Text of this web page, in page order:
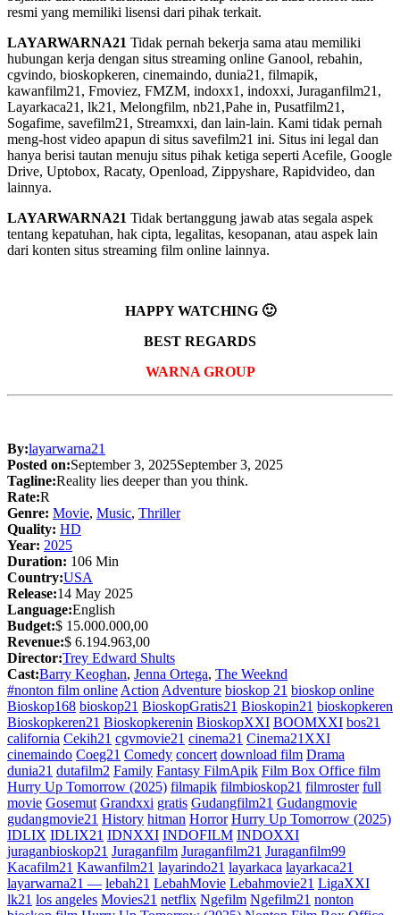
resmi yang memiliki lisensi dari pihak terkait.
LAYARWARNA21 Tidak pernah bekerja sama atau memiliki
hubungan kerja dengan situs streaming online Ganool, rebahin,
cgvindo, bioskopkeren, cinemaindo, dunia21, filmapik,
kawanfilm21, Fmoviez, FMZM, indoxx1, indoxxi, Juraganfilm21,
Layarkaca21, lk21, Melongfilm, nb21,Pahe in, Pusatfilm21,
Sogafime, savefilm21, Streamxxi, dan lain-lain. Kami tidak pernah
meng-host video apapun di situs savefilm21 ini. Situs ini legal dan
hanya berisi tautan menuju situs pihak ketiga seperti Acefile, Google
Drive, Uptobox, Racaty, Openload, Zippyshare, Rapidvideo, dan
lainnya.
LAYARWARNA21 Tidak bertanggung jawab atas segala aspek
tentang kepatuhan, hak cipta, legalitas, kesopanan, atau aspek lain
dari konten situs streaming film online lainnya.
HAPPY WATCHING 🙂
BEST REGARDS
WARNA GROUP
By:layarwarna21
Posted on:September 3, 2025September 3, 2025
Tagline:Reality lies deeper than you think.
Rate:R
Genre: Movie, Music, Thriller
Quality: HD
Year: 2025
Duration: 106 Min
Country:USA
Release:14 May 2025
Language:English
Budget:$ 15.000.000,00
Revenue:$ 6.194.963,00
Director:Trey Edward Shults
Cast:Barry Keoghan, Jenna Ortega, The Weeknd
#nonton film online Action Adventure bioskop 21 bioskop online
Bioskop168 bioskop21 BioskopGratis21 Bioskopin21 bioskopkeren
Bioskopkeren21 Bioskopkerenin BioskopXXI BOOMXXI bos21
california Cekih21 cgvmovie21 cinema21 Cinema21XXI
cinemaindo Coeg21 Comedy concert download film Drama
dunia21 dutafilm2 Family Fantasy FilmApik Film Box Office film
Hurry Up Tomorrow (2025) filmapik filmbioskop21 filmroster full
movie Gosemut Grandxxi gratis Gudangfilm21 Gudangmovie
gudangmovie21 History hitman Horror Hurry Up Tomorrow (2025)
IDLIX IDLIX21 IDNXXI INDOFILM INDOXXI
juraganbioskop21 Juraganfilm Juraganfilm21 Juraganfilm99
Kacafilm21 Kawanfilm21 layarindo21 layarkaca layarkaca21
layarwarna21 — lebah21 LebahMovie Lebahmovie21 LigaXXI
lk21 los angeles Movies21 netflix Ngefilm Ngefilm21 nonton